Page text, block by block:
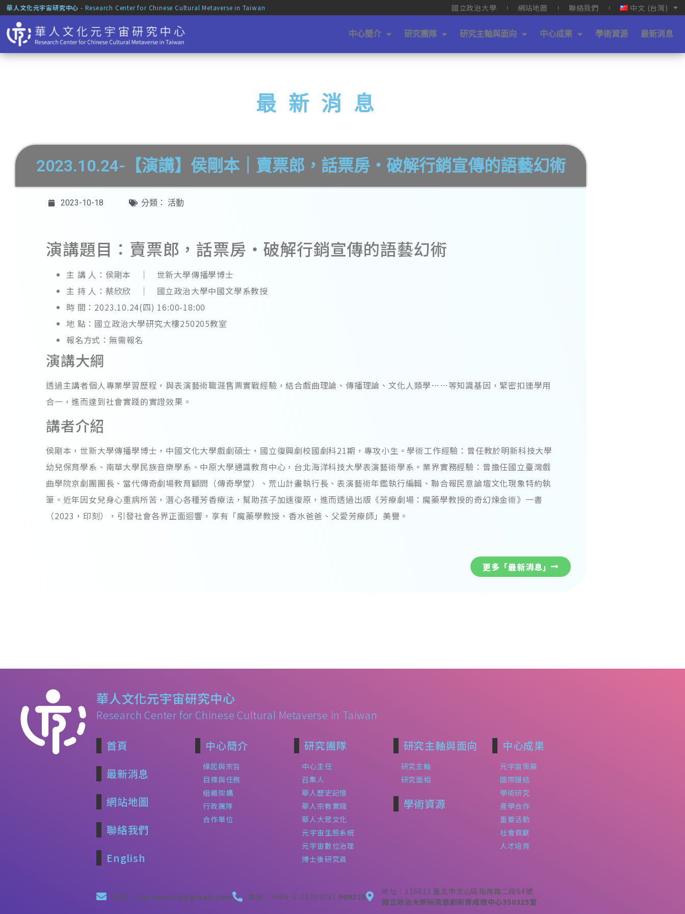
華人文化元宇宙研究中心 - Research Center for Chinese Cultural Metaverse in Taiwan 國立政治大學 網站地圖 聯絡我們 中文 (台灣)
中心簡介 研究團隊 研究主軸與面向 中心成果 學術資源 最新消息
最新消息
2023.10.24-【演講】侯剛本｜賣票郎，話票房‧破解行銷宣傳的語藝幻術
2023-10-18 分類： 活動
演講題目：賣票郎，話票房‧破解行銷宣傳的語藝幻術
主 講 人：侯剛本 ｜ 世新大學傳播學博士
主 持 人：蔡欣欣 ｜ 國立政治大學中國文學系教授
時 間：2023.10.24(四) 16:00-18:00
地 點：國立政治大學研究大樓250205教室
報名方式：無需報名
演講大綱
透過主講者個人專業學習歷程，與表演藝術職涯售票實戰經驗，結合戲曲理論、傳播理論、文化人類學……等知識基因，緊密扣連學用
合一，進而達到社會實踐的實證效果。
講者介紹
侯剛本，世新大學傳播學博士，中國文化大學戲劇碩士，國立復興劇校國劇科21期，專攻小生。學術工作經驗：曾任教於明新科技大學
幼兒保育學系、南華大學民族音樂學系、中原大學通識教育中心，台北海洋科技大學表演藝術學系。業界實務經驗：曾擔任國立臺灣戲
曲學院京劇團團長、當代傳奇劇場教育顧問（傳奇學堂）、荒山計畫執行長、表演藝術年鑑執行編輯、聯合報民意論壇文化現象特約執
筆。近年因女兒身心重病所苦，潛心各種芳香療法，幫助孩子加速復原，進而透過出版《芳療劇場：魔藥學教授的奇幻煉金術》一書
（2023，印刻），引發社會各界正面迴響，享有「魔藥學教授、香水爸爸、父愛芳療師」美譽。
更多「最新消息」
華人文化元宇宙研究中心
Research Center for Chinese Cultural Metaverse in Taiwan
首頁
最新消息
網站地圖
聯絡我們
English
中心簡介
緣起與宗旨
目標與任務
組織架構
行政團隊
合作單位
研究團隊
中心主任
召集人
華人歷史記憶
華人宗教實踐
華人大眾文化
元宇宙生態系統
元宇宙數位治理
博士後研究員
研究主軸與面向
研究主軸
研究面相
學術資源
中心成果
元宇宙策展
國際鏈結
學術研究
產學合作
重要活動
社會貢獻
人才培育
信箱： ccmtw.nccu@gmail.com 電話：+886-2-29393091 #69325
地址：116011 臺北市文山區指南路二段64號
國立政治大學研究暨創新育成總中心350325室